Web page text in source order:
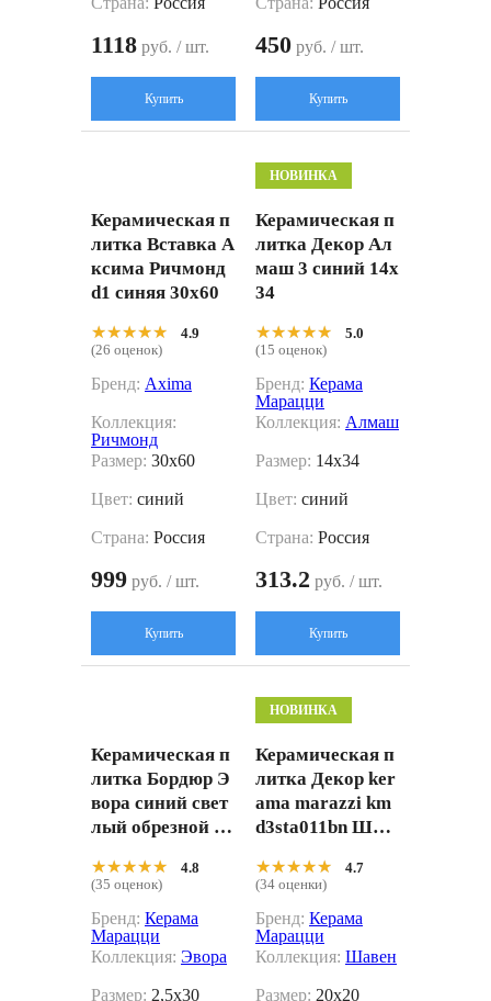
1118 руб. / шт.
Купить
450 руб. / шт.
Купить
Керамическая п
литка Вставка А
ксима Ричмонд
d1 синяя 30x60
★★★★★
★★★★★
4.9
(26 оценок)
Бренд: Axima
Коллекция:
Ричмонд
Размер: 30x60
Цвет: синий
Страна: Россия
999 руб. / шт.
Купить
НОВИНКА
Керамическая п
литка Декор Ал
маш 3 синий 14x
34
★★★★★
★★★★★
5.0
(15 оценок)
Бренд: Керама
Марацци
Коллекция: Алмаш
Размер: 14x34
Цвет: синий
Страна: Россия
313.2 руб. / шт.
Купить
Керамическая п
литка Бордюр Э
вора синий свет
лый обрезной 2,
★★★★★
★★★★★
4.8
(35 оценок)
Бренд: Керама
Марацци
Коллекция: Эвора
Размер: 2,5x30
НОВИНКА
Керамическая п
литка Декор ker
ama marazzi km
d3sta011bn Шав
x20
★★★★★
★★★★★
4.7
(34 оценки)
Бренд: Керама
Марацци
Коллекция: Шавен
Размер: 20x20